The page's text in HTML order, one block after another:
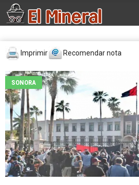
Imprimir Recomendar nota
SONORA